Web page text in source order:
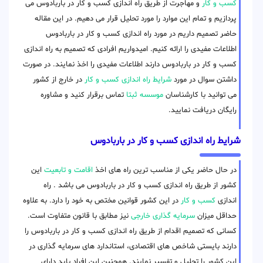
کسب و کار و مهاجرت از طریق راه اندازی کسب و کار در باربادوس می
پردازیم و تمام این موارد را مورد تحلیل قرار می دهیم. در این مقاله
حاضر تصمیم داریم در مورد راه اندازی کسب و کار در باربادوس
اطلاعات مفیدی را ارائه کنیم. امیدواریم افرادی که تصمیم به راه اندازی
کسب و کار در باربادوس دارند اطلاعات مفیدی را اخذ نمایند. در صورت
داشتن سوال در مورد شرایط راه اندازی کسب و کار در خارج از کشور
می توانید با کارشناسان موسسه ثبتا تماس برقرار کنید و مشاوره
رایگان دریافت نمایید.
شرایط راه اندازی کسب و کار در باربادوس
در حال حاضر یکی از مناسب ترین راه های اخذ اقامت و تابعیت این
کشور از طریق راه اندازی کسب و کار در باربادوس می باشد . راه
اندازی کسب و کار در این کشور قوانین مختص به خود را دارد. به علاوه
حداقل میزان سرمایه گذاری خارجی نیز مطابق با قانون متفاوت است.
کسانی که تصمیم اقدام از طریق راه اندازی کسب و کار در باربادوس را
دارند بایستی شاخص های اقتصادی، استاندارد های سرمایه گذاری در